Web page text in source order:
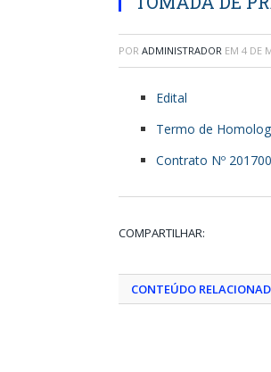
POR ADMINISTRADOR EM 4 DE
Edital
Termo de
Contrato Nº
COMPARTILHAR:
CONTEÚDO